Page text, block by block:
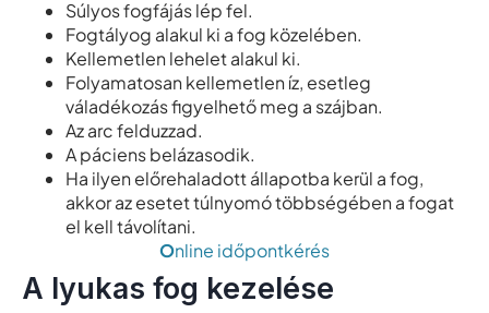
Súlyos fogfájás lép fel.
Fogtályog alakul ki a fog közelében.
Kellemetlen lehelet alakul ki.
Folyamatosan kellemetlen íz, esetleg
váladékozás figyelhető meg a szájban.
Az arc felduzzad.
A páciens belázasodik.
Ha ilyen előrehaladott állapotba kerül a fog,
akkor az esetet túlnyomó többségében a fogat
el kell távolítani.
Online időpontkérés
A lyukas fog kezelése